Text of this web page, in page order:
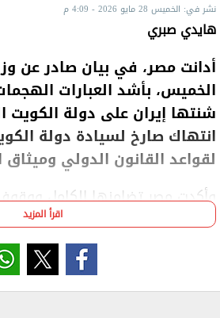
نشر في: الخميس 28 مايو 2026 - 4:09 م
هايدي صبري
أدانت مصر، في بيان صادر عن
الخميس، بأشد العبارات
شنتها إيران على دولة
انتهاك صارخ لسيادة دولة
لقواعد القانون الدولي وميثاق
وأكدت مصر تضامنها الكامل
الكويت الشقيقة في مواجهة هذه
التي تهدد أمنها واستقرارها
على موقفها الثابت والراسخ بأن
الكويت وكافة الدول الخليجية
اقرأ المزيد